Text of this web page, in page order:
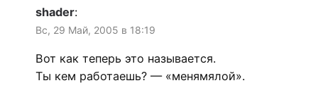
shader:
Вс, 29 Май, 2005 в 18:19
Вот как теперь это называется.
Ты кем работаешь? — «менямялой».